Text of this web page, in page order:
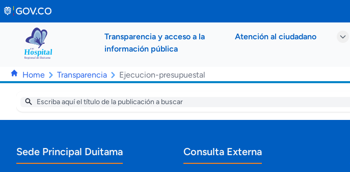
Saltar al contenido principal
Transparencia y acceso a la
información pública
Atención al ciudadano
Home Transparencia Ejecucion-presupuestal
Información de contacto y sedes
Sede Principal Duitama Consulta Externa